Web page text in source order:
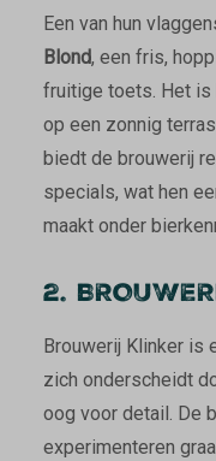
Een van hun
Blond, een fris,
fruitige toets. Het is
op een zonnig
biedt de brouwerij
specials, wat hen
maakt onder
2.
Brouwerij Klinker is
zich onderscheidt
oog voor detail. De
experimenteren